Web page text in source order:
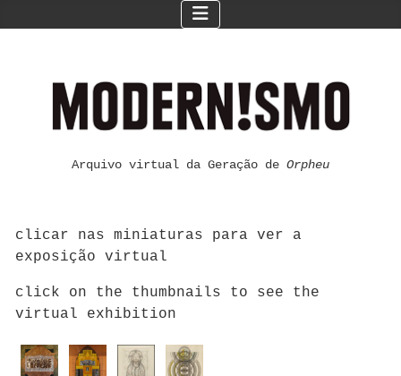
Arquivo virtual da Geração de Orpheu
clicar nas miniaturas para ver a
exposição virtual
click on the thumbnails to see the
virtual exhibition